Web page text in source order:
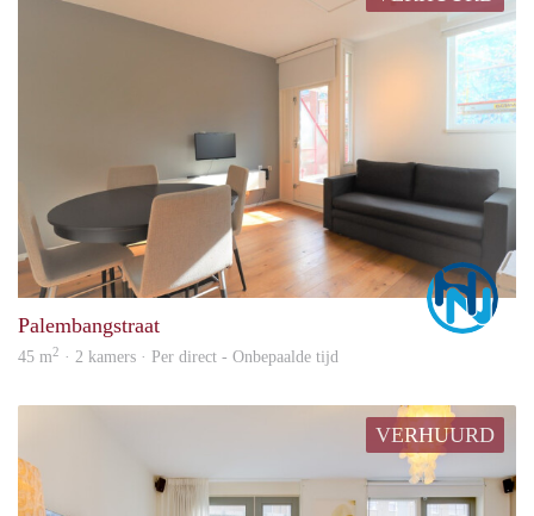
Palembangstraat
45 m2 · 2 kamers · Per direct - Onbepaalde tijd
VERHUURD